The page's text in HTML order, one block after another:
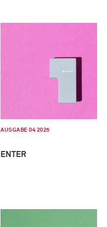
AUSGABE 04 2025
ENTER